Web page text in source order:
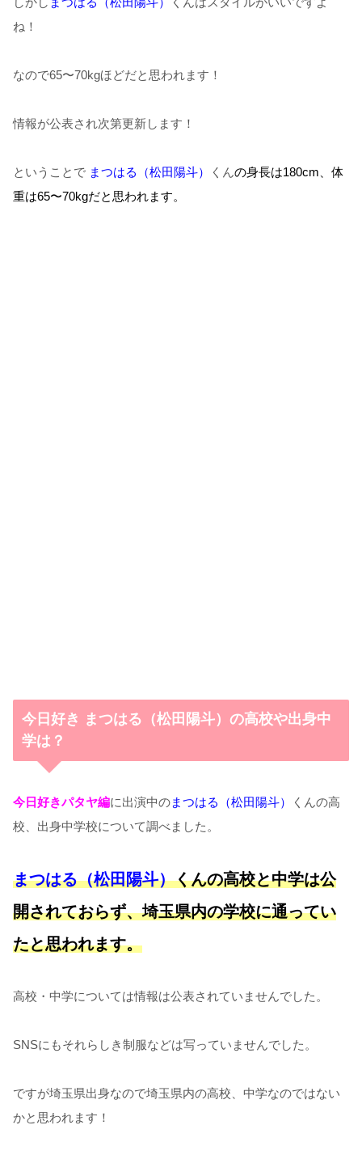
ね！
なので65〜70kgほどだと思われます！
情報が公表され次第更新します！
ということで まつはる（松田陽斗） くんの身長は180cm、 体
重は65〜70kgだと思われます。
今日好き まつはる（松田陽斗）の高校や出身中
学は？
今日好きパタヤ編に出演中のまつはる（松田陽斗）
くんの高
校、出身中学校について調べました。
まつはる（松田陽斗）くんの高校と中学は公
開されておらず、埼玉県内の学校に通ってい
たと思われます。
高校・中学については情報は公表されていませんでした。
SNSにもそれらしき制服などは写っていませんでした。
ですが埼玉県出身なので埼玉県内の高校、中学なのではない
かと思われます！